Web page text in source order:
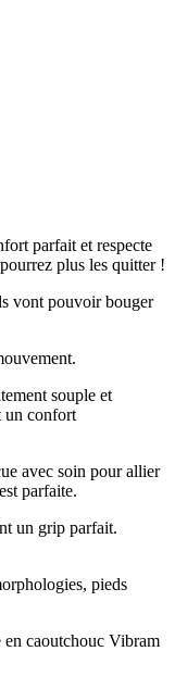
parfait et respecte
plus les quitter !
vont pouvoir bouger
souple et
un confort
avec soin pour allier
parfaite.
un grip parfait.
pieds
en caoutchouc Vibram